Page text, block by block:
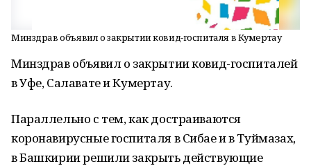
Минздрав объявил о закрытии ковид-госпиталя в Кумертау
Минздрав объявил о закрытии ковид-госпиталей
в Уфе, Салавате и Кумертау.
Параллельно с тем, как достраиваются
коронавирусные госпиталя в Сибае и в Туймазах,
в Башкирии решили закрыть действующие